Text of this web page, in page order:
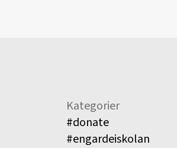
Kategorier
#donate
#engardeiskolan